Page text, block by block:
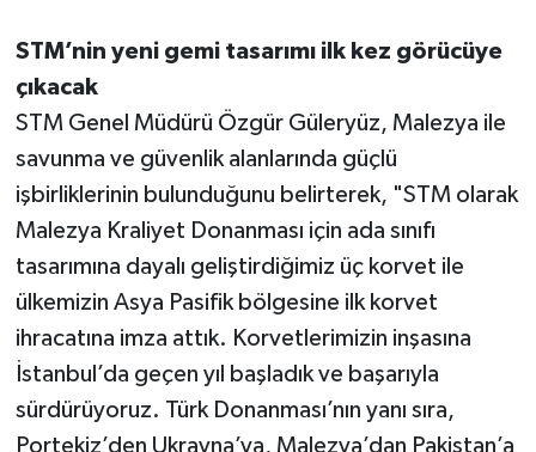
STM’nin yeni gemi tasarımı ilk kez görücüye
çıkacak
STM Genel Müdürü Özgür Güleryüz, Malezya ile
savunma ve güvenlik alanlarında güçlü
işbirliklerinin bulunduğunu belirterek, "STM olarak
Malezya Kraliyet Donanması için ada sınıfı
tasarımına dayalı geliştirdiğimiz üç korvet ile
ülkemizin Asya Pasifik bölgesine ilk korvet
ihracatına imza attık. Korvetlerimizin inşasına
İstanbul’da geçen yıl başladık ve başarıyla
sürdürüyoruz. Türk Donanması’nın yanı sıra,
Portekiz’den Ukrayna’ya, Malezya’dan Pakistan’a